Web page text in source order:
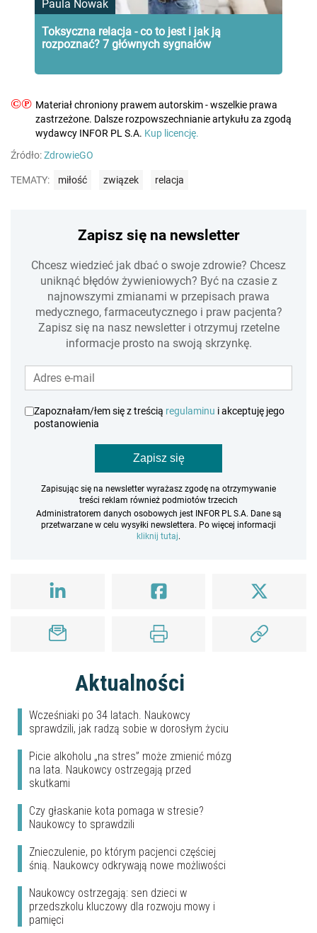
Paula Nowak
Toksyczna relacja - co to jest i jak ją
rozpoznać? 7 głównych sygnałów
©℗ Materiał chroniony prawem autorskim - wszelkie prawa
zastrzeżone. Dalsze rozpowszechnianie artykułu za zgodą
wydawcy INFOR PL S.A. Kup licencję.
Źródło:ZdrowieGO
TEMATY: miłość związek relacja
Zapisz się na newsletter
Chcesz wiedzieć jak dbać o swoje zdrowie? Chcesz
uniknąć błędów żywieniowych? Być na czasie z
najnowszymi zmianami w przepisach prawa
medycznego, farmaceutycznego i praw pacjenta?
Zapisz się na nasz newsletter i otrzymuj rzetelne
informacje prosto na swoją skrzynkę.
Zapoznałam/łem się z treścią regulaminu i akceptuję jego
postanowienia
Zapisz się
Zapisując się na newsletter wyrażasz zgodę na otrzymywanie
treści reklam również podmiotów trzecich
Administratorem danych osobowych jest INFOR PL S.A. Dane są
przetwarzane w celu wysyłki newslettera. Po więcej informacji
kliknij tutaj.
Aktualności
Wcześniaki po 34 latach. Naukowcy
sprawdzili, jak radzą sobie w dorosłym życiu
Picie alkoholu „na stres” może zmienić mózg
na lata. Naukowcy ostrzegają przed
skutkami
Czy głaskanie kota pomaga w stresie?
Naukowcy to sprawdzili
Znieczulenie, po którym pacjenci częściej
śnią. Naukowcy odkrywają nowe możliwości
Naukowcy ostrzegają: sen dzieci w
przedszkolu kluczowy dla rozwoju mowy i
pamięci